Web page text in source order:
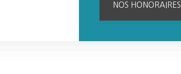
NOS HONORAIRES